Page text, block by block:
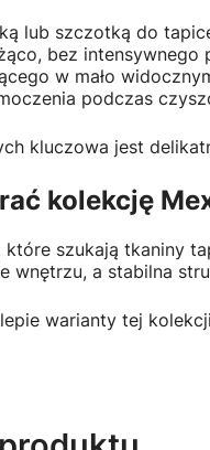
lub szczotką do
bez intensywnego
w mało
podczas
kluczowa jest
kolekcję
szukają tkaniny
wnętrzu, a stabilna
warianty tej